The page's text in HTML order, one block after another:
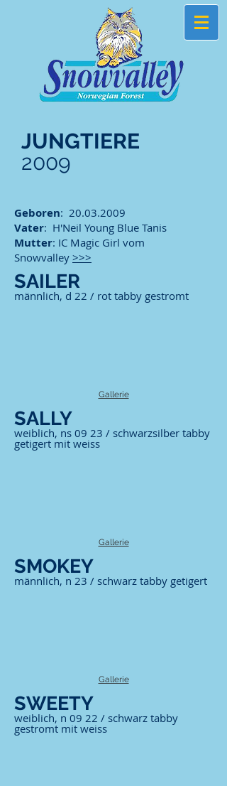
JUNGTIERE
2009
Geboren: 20.03.2009
Vater: H'Neil Young Blue Tanis
Mutter: IC Magic Girl vom
Snowvalley >>>
SAILER
männlich, d 22 / rot tabby gestromt
Gallerie
SALLY
weiblich, ns 09 23 / schwarzsilber tabby
getigert mit weiss
Gallerie
SMOKEY
männlich, n 23 / schwarz tabby getigert
Gallerie
SWEETY
weiblich, n 09 22 / schwarz tabby
gestromt mit weiss